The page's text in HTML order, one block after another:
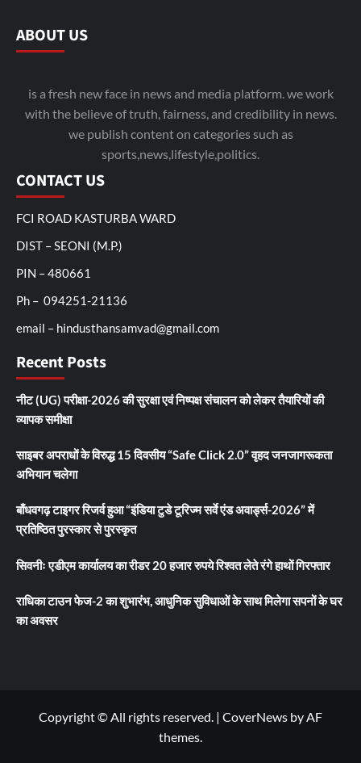
ABOUT US
is a fresh new face in news and media platform. we work
with the believe of truth, fairness, and credibility in news.
we publish content on categories such as
sports,news,lifestyle,politics.
CONTACT US
FCI ROAD KASTURBA WARD
DIST – SEONI (M.P.)
PIN – 480661
Ph – 094251-21136
email – hindusthansamvad@gmail.com
Recent Posts
नीट (UG) परीक्षा-2026 की सुरक्षा एवं निष्पक्ष संचालन को लेकर तैयारियों की
व्यापक समीक्षा
साइबर अपराधों के विरुद्ध 15 दिवसीय “Safe Click 2.0” वृहद जनजागरूकता
अभियान चलेगा
बाँधवगढ़ टाइगर रिजर्व हुआ “इंडिया टुडे टूरिज्म सर्वे एंड अवार्ड्स-2026” में
प्रतिष्ठित पुरस्कार से पुरस्कृत
सिवनीः एडीएम कार्यालय का रीडर 20 हजार रुपये रिश्वत लेते रंगे हाथों गिरफ्तार
राधिका टाउन फेज-2 का शुभारंभ, आधुनिक सुविधाओं के साथ मिलेगा सपनों के घर
का अवसर
Copyright © All rights reserved. | CoverNews by AF
themes.